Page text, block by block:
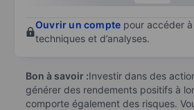
Ouvrir un compte pour accéder à
techniques et d’analyses.
Bon à savoir :Investir dans des
générer des rendements positifs à
comporte également des risques.